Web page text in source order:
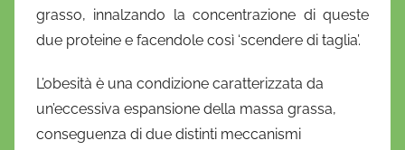
grasso, innalzando la concentrazione di queste
due proteine e facendole così ‘scendere di taglia’.
L’obesità è una condizione caratterizzata da
un’eccessiva espansione della massa grassa,
conseguenza di due distinti meccanismi